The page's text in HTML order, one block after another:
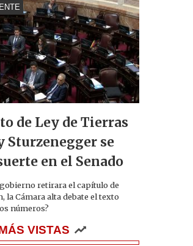
de Ley de Tierras
Sturzenegger se
en el Senado
retirara el capítulo de
la Cámara alta debate el texto
números?
VISTAS